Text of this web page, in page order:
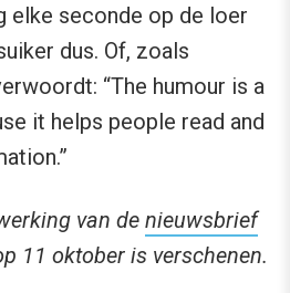
elke seconde op de loer
dus. Of, zoals
“The humour is a
it helps people read and
van de nieuwsbrief
11 oktober is verschenen.